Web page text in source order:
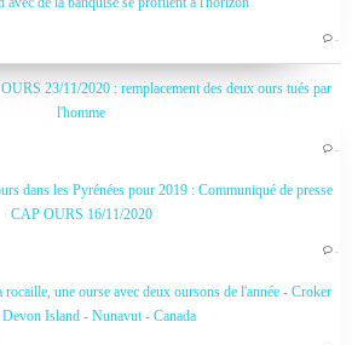
…
23/11/2020 : remplacement des deux ours tués par
l'homme
…
dans les Pyrénées pour 2019 : Communiqué de presse
CAP OURS 16/11/2020
…
une ourse avec deux oursons de l'année - Croker
Island - Nunavut - Canada